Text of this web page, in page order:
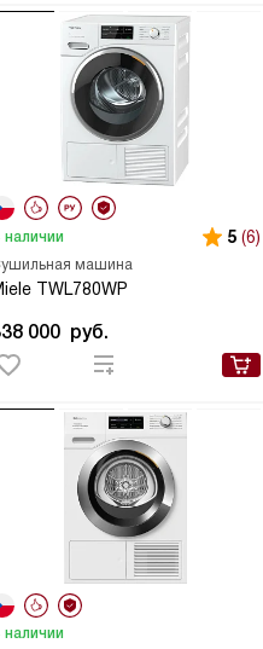
машина
TWL780WP
наличии 5 (6)
000 руб.
наличии